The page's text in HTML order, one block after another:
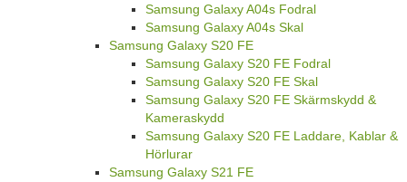
Samsung Galaxy A04s Fodral
Samsung Galaxy A04s Skal
Samsung Galaxy S20 FE
Samsung Galaxy S20 FE Fodral
Samsung Galaxy S20 FE Skal
Samsung Galaxy S20 FE Skärmskydd &
Kameraskydd
Samsung Galaxy S20 FE Laddare, Kablar &
Hörlurar
Samsung Galaxy S21 FE